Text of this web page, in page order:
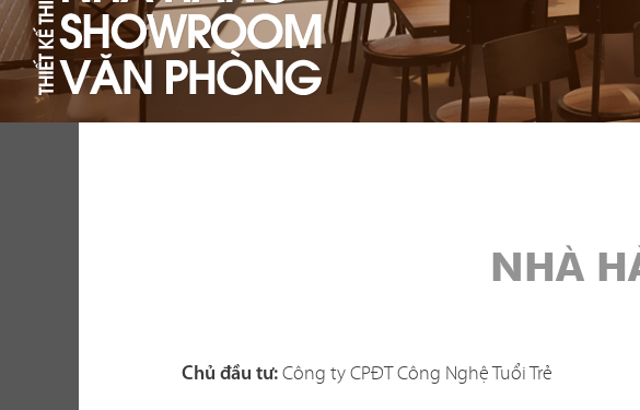
hàng vừa thể hiện phong cách
NHÀ
Chủ đầu tư: Công ty CPĐT Công Nghệ Tuổi Trẻ